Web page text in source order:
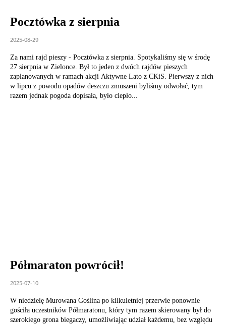
Pocztówka z sierpnia
2025-08-29
Za nami rajd pieszy - Pocztówka z sierpnia. Spotykaliśmy się w środę
27 sierpnia w Zielonce. Był to jeden z dwóch rajdów pieszych
zaplanowanych w ramach akcji Aktywne Lato z CKiS. Pierwszy z nich
w lipcu z powodu opadów deszczu zmuszeni byliśmy odwołać, tym
razem jednak pogoda dopisała, było ciepło...
Półmaraton powrócił!
2025-07-10
W niedzielę Murowana Goślina po kilkuletniej przerwie ponownie
gościła uczestników Półmaratonu, który tym razem skierowany był do
szerokiego grona biegaczy, umożliwiając udział każdemu, bez względu